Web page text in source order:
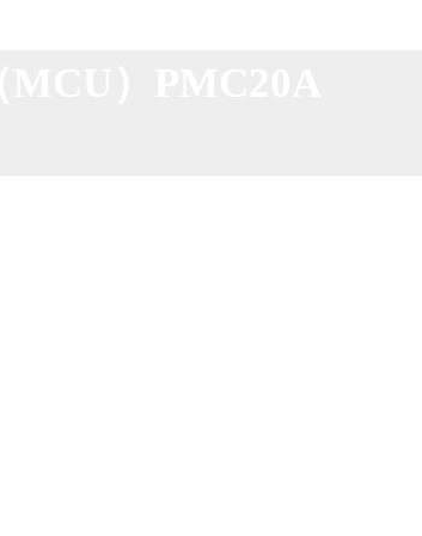
動車モーターコン
）PMC20A